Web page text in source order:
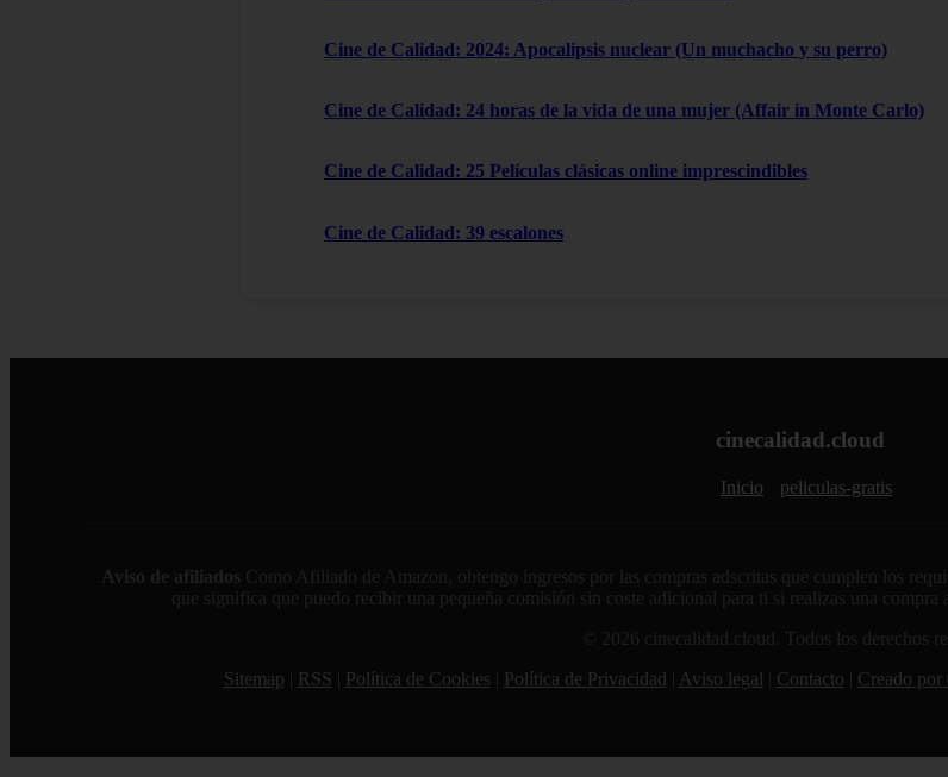
Cine de Calidad: 2024: Apocalipsis nuclear (Un muchacho y su perro)
Cine de Calidad: 24 horas de la vida de una mujer (Affair in Monte Carlo)
Cine de Calidad: 25 Películas clásicas online imprescindibles
Cine de Calidad: 39 escalones
cinecalidad.cloud
Inicio peliculas-gratis
Aviso de afiliados Como Afiliado de Amazon, obtengo ingresos por las compras adscritas que cumplen los
que significa que puedo recibir una pequeña comisión sin coste adicional para ti si realizas una compra
© 2026 cinecalidad.cloud. Todos los derechos
Sitemap
RSS Política de Cookies Política de Privacidad Aviso legal Contacto Creado